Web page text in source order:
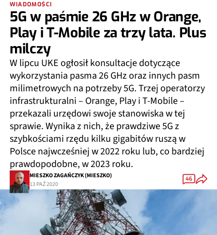
WIADOMOŚCI
5G w paśmie 26 GHz w Orange,
Play i T-Mobile za trzy lata. Plus
milczy
W lipcu UKE ogłosił konsultacje dotyczące
wykorzystania pasma 26 GHz oraz innych pasm
milimetrowych na potrzeby 5G. Trzej operatorzy
infrastrukturalni – Orange, Play i T-Mobile –
przekazali urzędowi swoje stanowiska w tej
sprawie. Wynika z nich, że prawdziwe 5G z
szybkościami rzędu kilku gigabitów ruszą w
Polsce najwcześniej w 2022 roku lub, co bardziej
prawdopodobne, w 2023 roku.
MIESZKO ZAGAŃCZYK (MIESZKO)
13 PAŹ 2020
46